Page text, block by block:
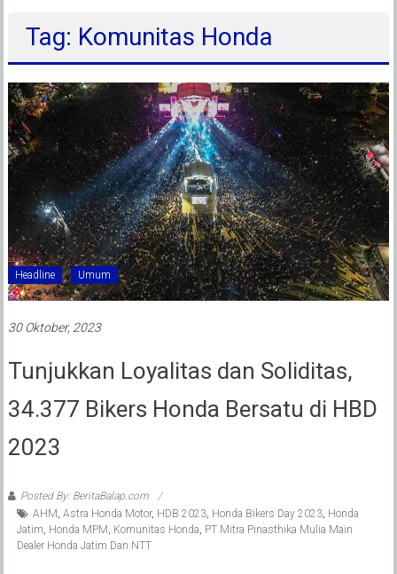
Tag: Komunitas Honda
Headline Umum
30 Oktober, 2023
Tunjukkan Loyalitas dan Soliditas,
34.377 Bikers Honda Bersatu di HBD
2023
Posted By: BeritaBalap.com
AHM, Astra Honda Motor, HDB 2023, Honda Bikers Day 2023, Honda
Jatim, Honda MPM, Komunitas Honda, PT Mitra Pinasthika Mulia Main
Dealer Honda Jatim Dan NTT